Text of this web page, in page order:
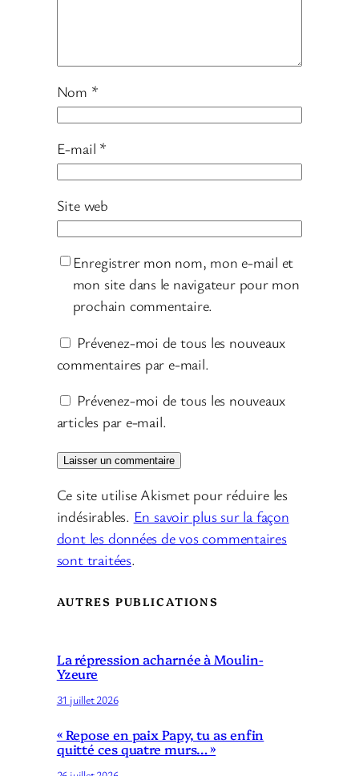
Nom *
E-mail *
Site web
Enregistrer mon nom, mon e-mail et
mon site dans le navigateur pour mon
prochain commentaire.
Prévenez-moi de tous les nouveaux
commentaires par e-mail.
Prévenez-moi de tous les nouveaux
articles par e-mail.
Ce site utilise Akismet pour réduire les
indésirables. En savoir plus sur la façon
dont les données de vos commentaires
sont traitées.
AUTRES PUBLICATIONS
La répression acharnée à Moulin-
Yzeure
31 juillet 2026
« Repose en paix Papy, tu as enfin
quitté ces quatre murs… »